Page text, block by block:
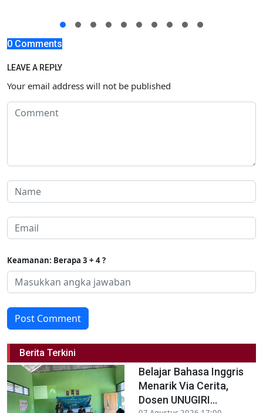
0 Comments
LEAVE A REPLY
Your email address will not be published
Keamanan: Berapa 3 + 4 ?
Post Comment
Berita Terkini
Belajar Bahasa Inggris
Menarik Via Cerita,
Dosen UNUGIRI...